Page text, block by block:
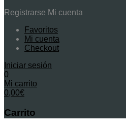
Registrarse Mi cuenta
Favoritos
Mi cuenta
Checkout
Iniciar sesión
0
Mi carrito
0,00€
Carrito